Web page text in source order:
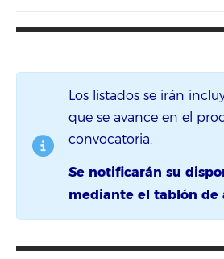
Los listados se irán
que se avance en el
convocatoria.
Se notificarán su
mediante el tablón de